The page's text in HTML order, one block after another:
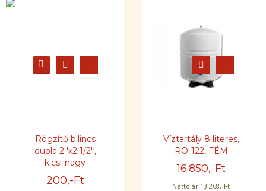
Rögzítő bilincs
dupla 2''x2 1/2'',
kicsi-nagy
200,-Ft
Víztartály 8 literes,
RO-122, FÉM
16.850,-Ft
Nettó ár:13.268,-Ft